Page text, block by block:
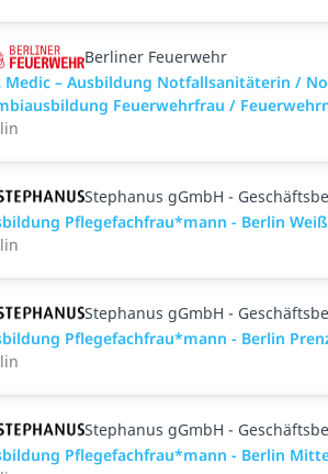
Berliner Feuerwehr
Medic – Ausbildung Notfallsanitäterin /
Feuerwehrfrau /
Stephanus gGmbH -
Pflegefachfrau*mann - Berlin
Stephanus gGmbH -
Pflegefachfrau*mann - Berlin
Stephanus gGmbH -
Pflegefachfrau*mann - Berlin